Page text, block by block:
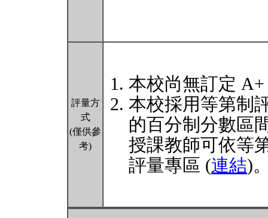
評量方
式
(僅供參
考)
本校尚無訂定
本校採用等第制
的百分制分數區
授課教師可依等
評量專區 (連結)